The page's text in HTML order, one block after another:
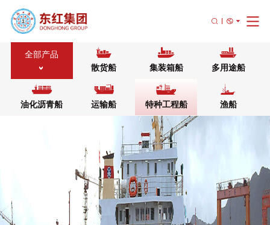
产品中心
联系我们
全部产品
> 散货船 集装箱船 多用途船
油化沥青船 运输船 特种工程船 渔船